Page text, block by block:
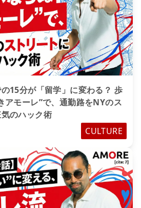
の15分が「留学」に変わる？ 歩
アモーレ”で、通勤路をNYのス
のハック術
CULTURE